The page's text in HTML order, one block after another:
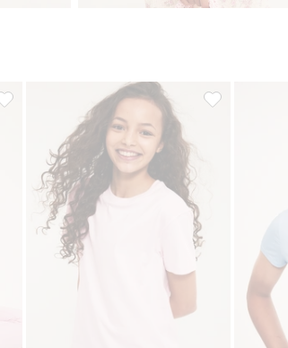
T-paita röyhelöhihalla, Lisää suosikkeihinT-paita, Lisää